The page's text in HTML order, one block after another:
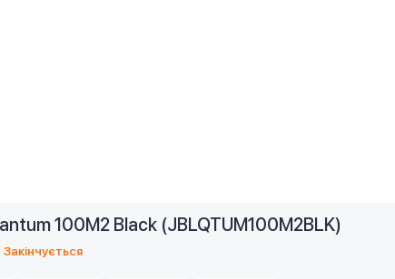
100M2 Black (JBLQTUM100M2BLK)
Закінчується